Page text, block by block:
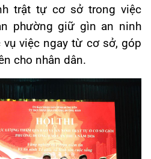
trật tự cơ sở trong việc
phường giữ gìn an ninh
việc ngay từ cơ sở, góp
cho nhân dân.